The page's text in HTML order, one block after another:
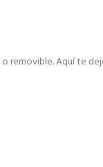
Aquí te